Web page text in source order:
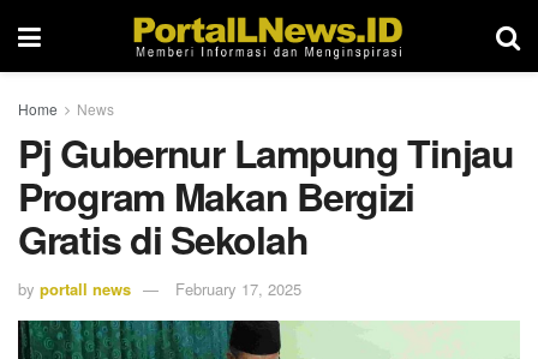
Home News
Pj Gubernur Lampung Tinjau
Program Makan Bergizi
Gratis di Sekolah
by portall news February 17, 2025